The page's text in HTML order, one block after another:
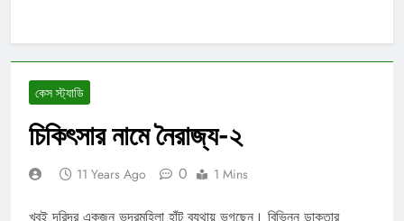
কেস স্ট্যাডি
চিকিৎসার নামে নৈরাজ্য-২
11 Years Ago 0 1 Mins
খুবই দরিদ্র একজন ভদ্রমহিলা হাঁটু ব্যথায় ভুগছেন। বিভিন্ন ডাক্তার